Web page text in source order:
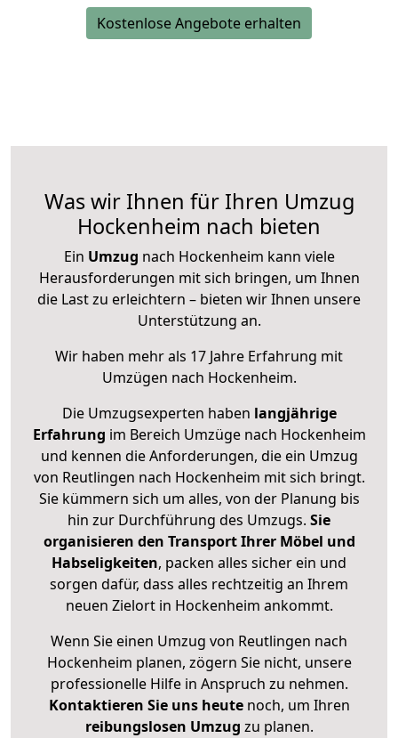
Kostenlose Angebote erhalten
Was wir Ihnen für Ihren Umzug
Hockenheim nach bieten
Ein Umzug nach Hockenheim kann viele
Herausforderungen mit sich bringen, um Ihnen
die Last zu erleichtern – bieten wir Ihnen unsere
Unterstützung an.
Wir haben mehr als 17 Jahre Erfahrung mit
Umzügen nach Hockenheim.
Die Umzugsexperten haben langjährige
Erfahrung im Bereich Umzüge nach Hockenheim
und kennen die Anforderungen, die ein Umzug
von Reutlingen nach Hockenheim mit sich bringt.
Sie kümmern sich um alles, von der Planung bis
hin zur Durchführung des Umzugs. Sie
organisieren den Transport Ihrer Möbel und
Habseligkeiten, packen alles sicher ein und
sorgen dafür, dass alles rechtzeitig an Ihrem
neuen Zielort in Hockenheim ankommt.
Wenn Sie einen Umzug von Reutlingen nach
Hockenheim planen, zögern Sie nicht, unsere
professionelle Hilfe in Anspruch zu nehmen.
Kontaktieren Sie uns heutenoch, um Ihren
reibungslosen Umzug zu planen.